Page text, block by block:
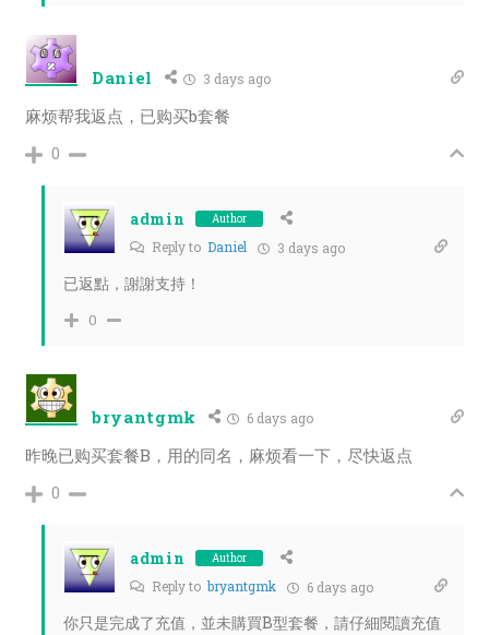
Daniel 3 days ago
麻烦帮我返点，已购买b套餐
0
admin Author
Reply to Daniel 3 days ago
已返點，謝謝支持！
0
bryantgmk 6 days ago
昨晚已购买套餐B，用的同名，麻烦看一下，尽快返点
0
admin Author
Reply to bryantgmk 6 days ago
你只是完成了充值，並未購買B型套餐，請仔細閱讀充值